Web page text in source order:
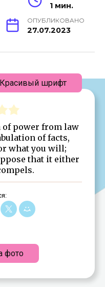
1 мин.
ОПУБЛИКОВАНО
27.07.2023
of power from law
of facts,
what you will;
that it either
фото
Красивый шрифт